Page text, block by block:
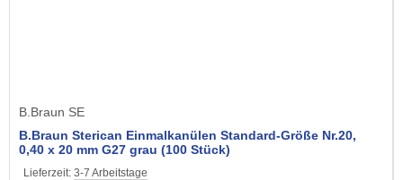
B.Braun SE
B.Braun Sterican Einmalkanülen Standard-Größe Nr.20,
0,40 x 20 mm G27 grau (100 Stück)
Lieferzeit: 3-7 Arbeitstage